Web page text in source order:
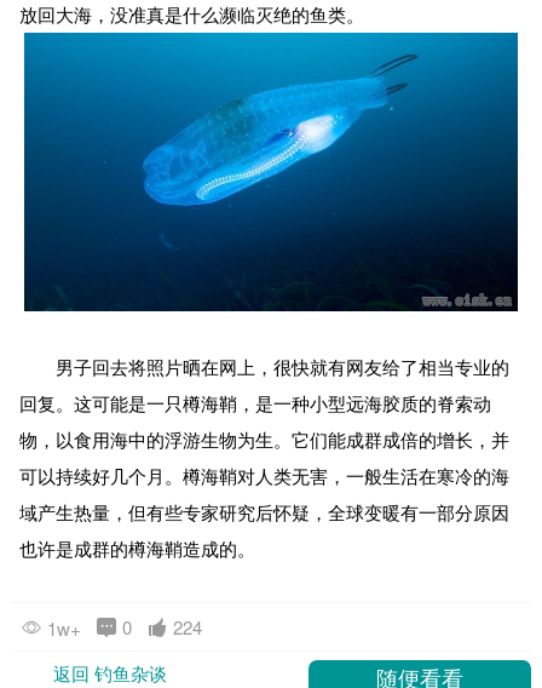
放回大海，没准真是什么濒临灭绝的鱼类。
男子回去将照片晒在网上，很快就有网友给了相当专业的
回复。这可能是一只樽海鞘，是一种小型远海胶质的脊索动
物，以食用海中的浮游生物为生。它们能成群成倍的增长，并
可以持续好几个月。樽海鞘对人类无害，一般生活在寒冷的海
域产生热量，但有些专家研究后怀疑，全球变暖有一部分原因
也许是成群的樽海鞘造成的。
1w+ 0
224
返回 钓鱼杂谈